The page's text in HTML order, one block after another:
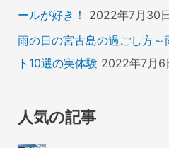
ールが好き！
2022年7月30
雨の日の宮古島の過ごし方
ト10選の実体験 2022年7月6
人気の記事